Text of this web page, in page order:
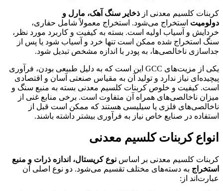
کلسیم معدنی از ذخایر سنگ آهک، مارل و
استخراج می‌شود. استخراج معمولاً شامل حفاری،
و آسیاب اولیه است. بسته به کیفیت و کاربرد مورد نظر،
استخراج شده ممکن است تنها خرد و آسیاب شود یا پس از
ناخالصی‌ها، به پودر با اندازه مشخص تبدیل شود.
یکی از مزیت‌های GCC این است که به دلیل طبیعی بودن، فرآوری
نیاز ندارد و تولید آن به مقیاس صنعتی آسان و اقتصادی
کیفیت و خلوص کربنات کلسیم معدنی بسته به منبع سنگ و
ناخالصی‌های همراه آن متفاوت است. برخی منابع غنی از
فلزی یا سیلیسی هستند که ممکن است قبل از
در صنایع خاص نیاز به فرآوری بیشتر داشته باشند.
کربنات کلسیم معدنی
کلسیم معدنی بر اساسنوع کریستال، اندازه ذرات و منبع
به دسته‌های مختلف تقسیم می‌شود. دو نوع اصلی آن
از: